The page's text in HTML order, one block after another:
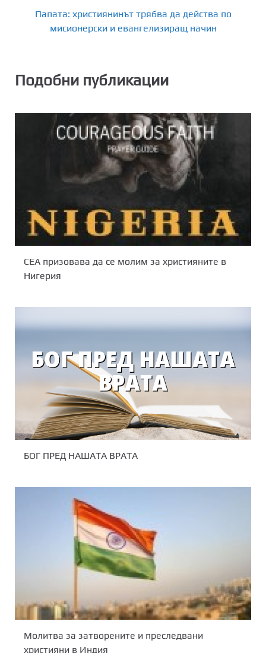
Папата: християнинът трябва да действа по
мисионерски и евангелизиращ начин
Подобни публикации
СЕА призовава да се молим за християните в
Нигерия
БОГ ПРЕД НАШАТА ВРАТА
Mолитва за затворените и преследвани
християни в Индия